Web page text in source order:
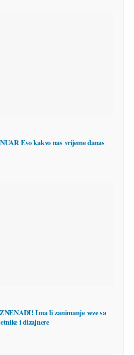
Evo kakvo nas vrijeme danas
Ima li zanimanje veze sa
i dizajnere